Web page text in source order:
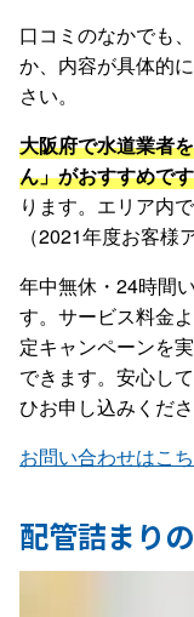
口コミのなかでも
か、内容が具体的
さい。
大阪府で水道業者
ん」がおすすめで
ります。エリア内
（2021年度お客様
年中無休・24時間
す。サービス料金
定キャンペーンを
できます。安心し
ひお申し込みくださ
お問い合わせはこ
配管詰まり